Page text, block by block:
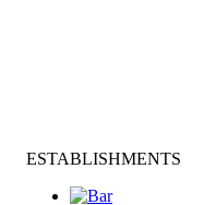
ESTABLISHMENTS